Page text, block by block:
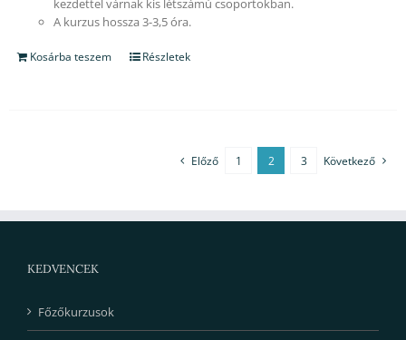
A kurzus hossza 3-3,5 óra.
Kosárba teszem Részletek
Előző 1 2 3 Következő
KEDVENCEK
Főzőkurzusok